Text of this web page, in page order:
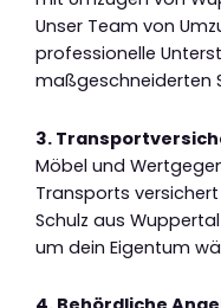
Unser Team von
professionelle
maßgeschneiderten
3.
Möbel und
Transports
Schulz aus
um dein Eigentum